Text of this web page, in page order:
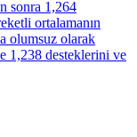
sonra 1,264
ortalamanın
olumsuz olarak
1,238 desteklerini ve